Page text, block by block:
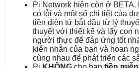
Pi Network hiện còn ở BETA.
có lỗi và một số chi tiết của
tiền điện tử bắt đầu từ lý
thuyết với thiết kế và lấy con
người thực để đáp ứng tốt
kiên nhẫn của bạn và hoan
cùng nhau để phát triển các